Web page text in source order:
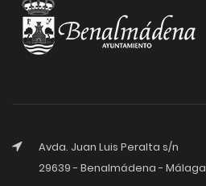
Avda. Juan Luis Peralta s/n
29639 - Benalmádena - Málaga